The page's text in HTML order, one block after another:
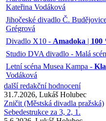
Kateřina Vodáková
Jihočeské divadlo Č.
Grégrová
Divadlo X10 - Amadoka | 100
Studio DVA divadlo - Malá
Letní scéna Musea Kampa -
Vodáková
další redakční hodnocení
31.7.2026, Lukáš Holubec
Zničit (Městská divadla pražská)
Sebedestrukce za 3, 2, 1.